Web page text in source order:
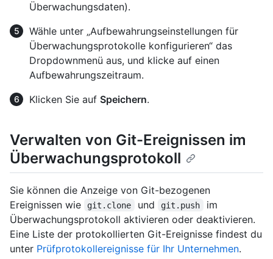
Überwachungsdaten).
Wähle unter „Aufbewahrungseinstellungen für
Überwachungsprotokolle konfigurieren“ das
Dropdownmenü aus, und klicke auf einen
Aufbewahrungszeitraum.
Klicken Sie auf Speichern.
Verwalten von Git-Ereignissen im
Überwachungsprotokoll
Sie können die Anzeige von Git-bezogenen
Ereignissen wie
git.clone und git.push
im
Überwachungsprotokoll aktivieren oder deaktivieren.
Eine Liste der protokollierten Git-Ereignisse findest du
unter Prüfprotokollereignisse für Ihr Unternehmen.